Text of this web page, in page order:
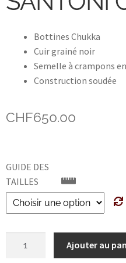
Magnanni Chaussures
Matthew Cookson
Paolo Scafora
Santoni
TLB
Zonkey Boot
Bottines Chukka
Cuir grainé noir
Semelle à crampons
Construction soudée
CHF650.00
GUIDE DES
TAILLES
Ajouter au